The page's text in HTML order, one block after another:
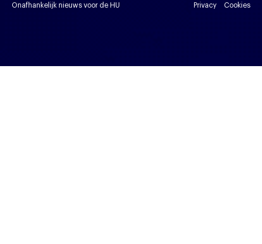
Onafhankelijk nieuws voor de HU Privacy Cookies